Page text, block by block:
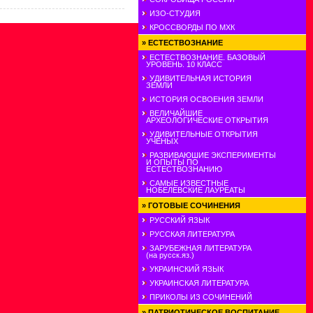
ИЗО-СТУДИЯ
КРОССВОРДЫ ПО МХК
» ЕСТЕСТВОЗНАНИЕ
ЕСТЕСТВОЗНАНИЕ. БАЗОВЫЙ
УРОВЕНЬ. 10 КЛАСС
УДИВИТЕЛЬНАЯ ИСТОРИЯ
ЗЕМЛИ
ИСТОРИЯ ОСВОЕНИЯ ЗЕМЛИ
ВЕЛИЧАЙШИЕ
АРХЕОЛОГИЧЕСКИЕ ОТКРЫТИЯ
УДИВИТЕЛЬНЫЕ ОТКРЫТИЯ
УЧЕНЫХ
РАЗВИВАЮШИЕ ЭКСПЕРИМЕНТЫ
И ОПЫТЫ ПО
ЕСТЕСТВОЗНАНИЮ
САМЫЕ ИЗВЕСТНЫЕ
НОБЕЛЕВСКИЕ ЛАУРЕАТЫ
» ГОТОВЫЕ СОЧИНЕНИЯ
РУССКИЙ ЯЗЫК
РУССКАЯ ЛИТЕРАТУРА
ЗАРУБЕЖНАЯ ЛИТЕРАТУРА
(на русск.яз.)
УКРАИНСКИЙ ЯЗЫК
УКРАИНСКАЯ ЛИТЕРАТУРА
ПРИКОЛЫ ИЗ СОЧИНЕНИЙ